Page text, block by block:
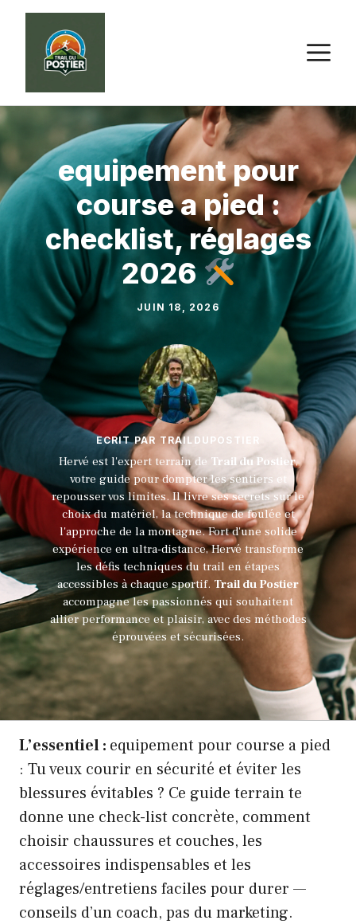
Aller
contenu
equipement pour
course a pied :
checklist, réglages
2026
JUIN 18, 2026
ECRIT PAR TRAILDUPOSTIER
Hervé est l'expert terrain de Trail du Postier,
votre guide pour dompter les sentiers et
repousser vos limites. Il livre ses secrets sur le
choix du matériel, la technique de foulée et
l'approche de la montagne. Fort d'une solide
expérience en ultra-distance, Hervé transforme
les défis techniques du trail en étapes
accessibles à chaque sportif. Trail du Postier
accompagne les passionnés qui souhaitent
allier performance et plaisir, avec des méthodes
éprouvées et sécurisées.
L’essentiel : equipement pour course a pied
: Tu veux courir en sécurité et éviter les
blessures évitables ? Ce guide terrain te
donne une check-list concrète, comment
choisir chaussures et couches, les
accessoires indispensables et les
réglages/entretiens faciles pour durer —
conseils d’un coach, pas du marketing.